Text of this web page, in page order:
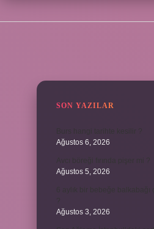
SON YAZILAR
Ağustos 6, 2026
Ağustos 5, 2026
Ağustos 3, 2026